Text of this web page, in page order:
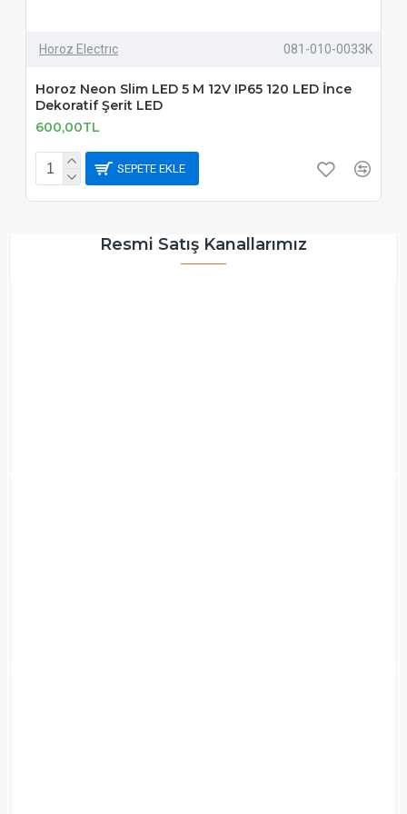
Horoz Electrıc 081-010-0033K
Horoz Neon Slim LED 5 M 12V IP65 120 LED İnce
Dekoratif Şerit LED
600,00TL
SEPETE EKLE
Resmi Satış Kanallarımız